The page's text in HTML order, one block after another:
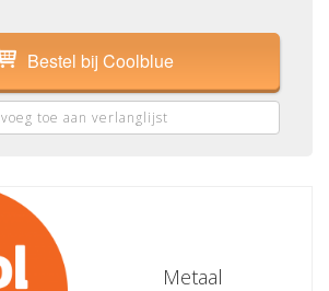
Bestel bij Coolblue
voeg toe aan verlanglijst
Metaal